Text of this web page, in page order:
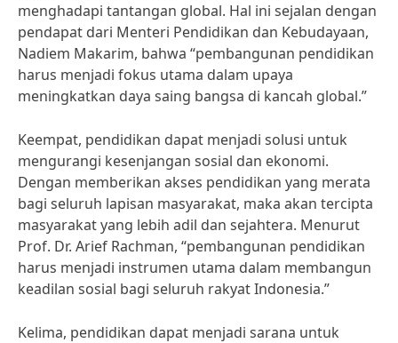
menghadapi tantangan global. Hal ini sejalan dengan
pendapat dari Menteri Pendidikan dan Kebudayaan,
Nadiem Makarim, bahwa “pembangunan pendidikan
harus menjadi fokus utama dalam upaya
meningkatkan daya saing bangsa di kancah global.”
Keempat, pendidikan dapat menjadi solusi untuk
mengurangi kesenjangan sosial dan ekonomi.
Dengan memberikan akses pendidikan yang merata
bagi seluruh lapisan masyarakat, maka akan tercipta
masyarakat yang lebih adil dan sejahtera. Menurut
Prof. Dr. Arief Rachman, “pembangunan pendidikan
harus menjadi instrumen utama dalam membangun
keadilan sosial bagi seluruh rakyat Indonesia.”
Kelima, pendidikan dapat menjadi sarana untuk